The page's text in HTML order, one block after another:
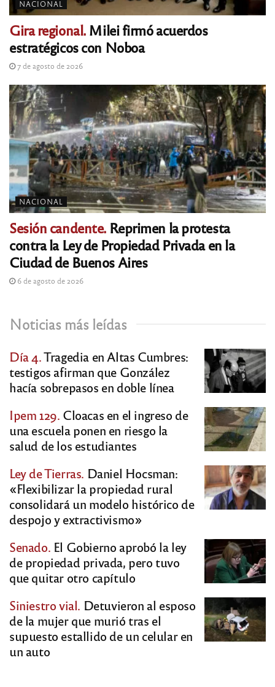
NACIONAL
Gira regional.Milei firmó acuerdos
estratégicos con Noboa
7 de agosto de 2026
NACIONAL
Sesión candente.Reprimen la protesta
contra la Ley de Propiedad Privada en la
Ciudad de Buenos Aires
6 de agosto de 2026
Noticias más leídas
Día 4.Tragedia en Altas Cumbres:
testigos afirman que González
hacía sobrepasos en doble línea
Ipem 129. Cloacas en el ingreso de
una escuela ponen en riesgo la
salud de los estudiantes
Ley de Tierras. Daniel Hocsman:
«Flexibilizar la propiedad rural
consolidará un modelo histórico de
despojo y extractivismo»
Senado. El Gobierno aprobó la ley
de propiedad privada, pero tuvo
que quitar otro capítulo
Siniestro vial. Detuvieron al esposo
de la mujer que murió tras el
supuesto estallido de un celular en
un auto